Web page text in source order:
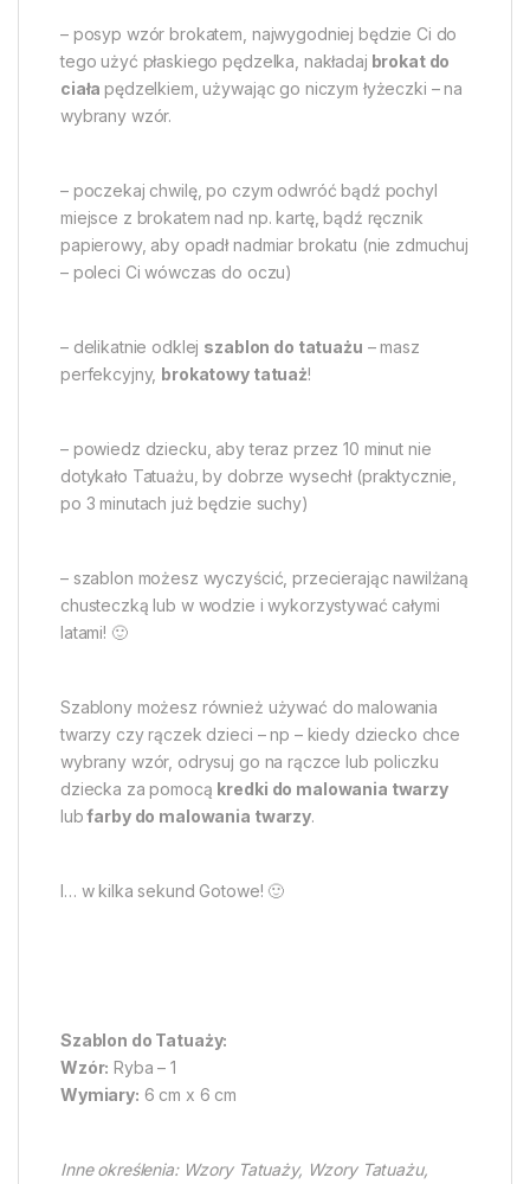
– posyp wzór brokatem, najwygodniej będzie Ci do
tego użyć płaskiego pędzelka, nakładaj brokat do
ciałapędzelkiem, używając go niczym łyżeczki – na
wybrany wzór.
– poczekaj chwilę, po czym odwróć bądź pochyl
miejsce z brokatem nad np. kartę, bądź ręcznik
papierowy, aby opadł nadmiar brokatu (nie zdmuchuj
– poleci Ci wówczas do oczu)
– delikatnie odklej szablon do tatuażu – masz
perfekcyjny, brokatowy tatuaż!
– powiedz dziecku, aby teraz przez 10 minut nie
dotykało Tatuażu, by dobrze wysechł (praktycznie,
po 3 minutach już będzie suchy)
– szablon możesz wyczyścić, przecierając nawilżaną
chusteczką lub w wodzie i wykorzystywać całymi
latami! 🙂
Szablony możesz również używać do malowania
twarzy czy rączek dzieci – np – kiedy dziecko chce
wybrany wzór, odrysuj go na rączce lub policzku
dziecka za pomocą kredki do malowania twarzy
lubfarby do malowania twarzy.
I… w kilka sekund Gotowe! 🙂
Szablon do Tatuaży:
Wzór: Ryba – 1
Wymiary: 6 cm x 6 cm
Inne określenia: Wzory Tatuaży, Wzory Tatuażu,